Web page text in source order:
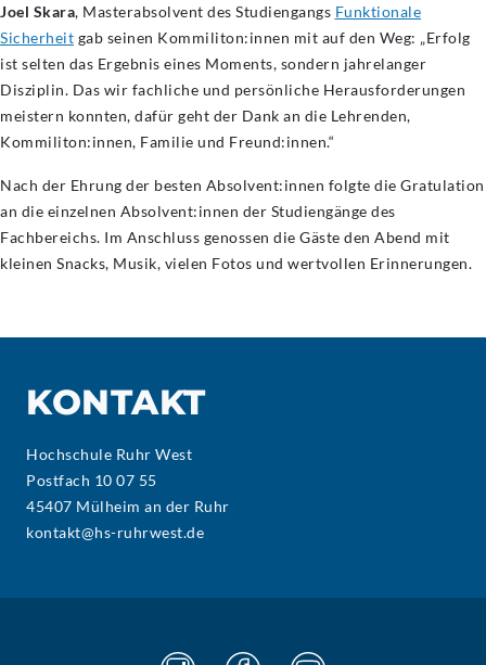
Joel Skara, Masterabsolvent des Studiengangs Funktionale
Sicherheit gab seinen Kommiliton:innen mit auf den Weg: „Erfolg
ist selten das Ergebnis eines Moments, sondern jahrelanger
Disziplin. Das wir fachliche und persönliche Herausforderungen
meistern konnten, dafür geht der Dank an die Lehrenden,
Kommiliton:innen, Familie und Freund:innen.“
Nach der Ehrung der besten Absolvent:innen folgte die Gratulation
an die einzelnen Absolvent:innen der Studiengänge des
Fachbereichs. Im Anschluss genossen die Gäste den Abend mit
kleinen Snacks, Musik, vielen Fotos und wertvollen Erinnerungen.
KONTAKT
Hochschule Ruhr West
Postfach 10 07 55
45407 Mülheim an der Ruhr
kontakt@hs-ruhrwest.de